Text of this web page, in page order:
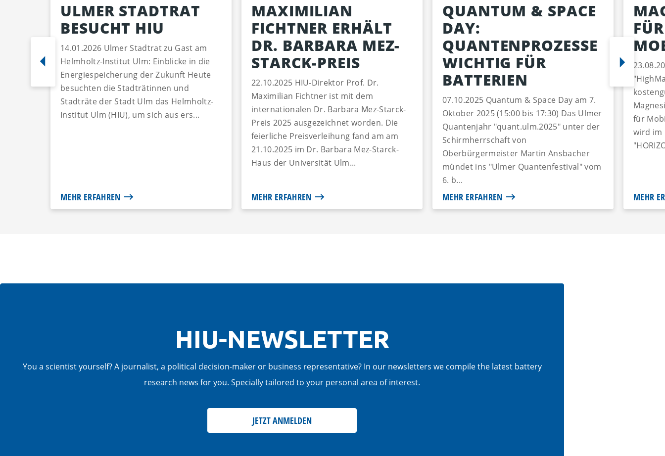
ULMER STADTRAT
BESUCHT HIU
14.01.2026 Ulmer Stadtrat zu Gast am
Helmholtz-Institut Ulm: Einblicke in die
Energiespeicherung der Zukunft Heute
besuchten die Stadträtinnen und
Stadträte der Stadt Ulm das Helmholtz-
Institut Ulm (HIU), um sich aus ers...
MEHR ERFAHREN
MAXIMILIAN
FICHTNER ERHÄLT
DR. BARBARA MEZ-
STARCK-PREIS
22.10.2025 HIU-Direktor Prof. Dr.
Maximilian Fichtner ist mit dem
internationalen Dr. Barbara Mez-Starck-
Preis 2025 ausgezeichnet worden. Die
feierliche Preisverleihung fand am am
21.10.2025 im Dr. Barbara Mez-Starck-
Haus der Universität Ulm...
MEHR ERFAHREN
QUANTUM & SPACE
DAY:
QUANTENPROZESSE
WICHTIG FÜR
BATTERIEN
07.10.2025 Quantum & Space Day am 7.
Oktober 2025 (15:00 bis 17:30) Das Ulmer
Quantenjahr "quant.ulm.2025" unter der
Schirmherrschaft von
Oberbürgermeister Martin Ansbacher
mündet ins "Ulmer Quantenfestival" vom
6. b...
MEHR ERFAHREN
FÜR
für
wird im
MEHR
HIU-NEWSLETTER
You a scientist yourself? A journalist, a political decision-maker or business representative? In our newsletters we compile the latest battery
research news for you. Specially tailored to your personal area of interest.
JETZT ANMELDEN